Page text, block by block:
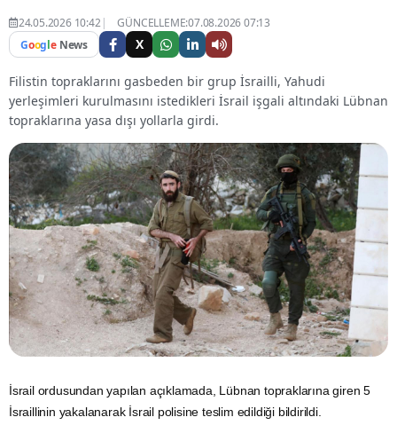
24.05.2026 10:42
GÜNCELLEME:07.08.2026 07:13
Google News X
Filistin topraklarını gasbeden bir grup İsrailli, Yahudi
yerleşimleri kurulmasını istedikleri İsrail işgali altındaki Lübnan
topraklarına yasa dışı yollarla girdi.
İsrailordusundan yapılan açıklamada, Lübnan topraklarına giren 5
İsraillinin yakalanarak İsrail polisine teslim edildiği bildirildi.